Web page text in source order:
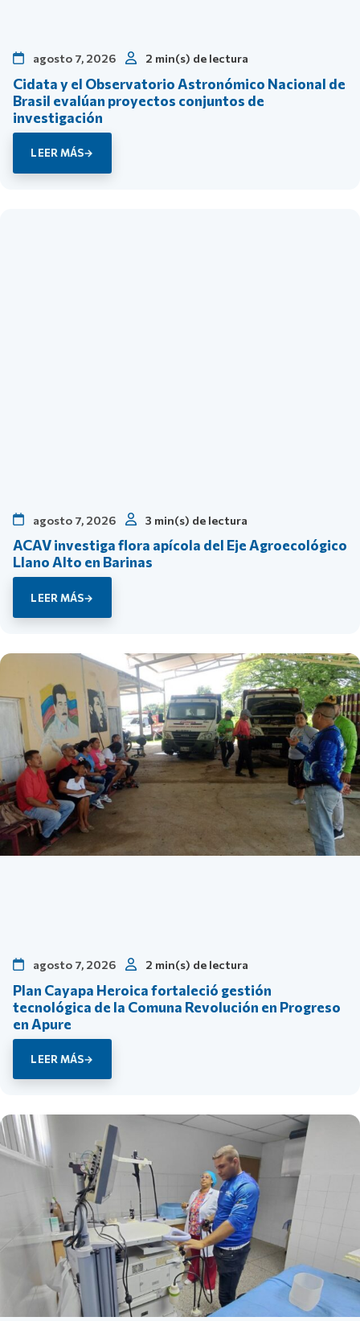
agosto 7, 2026 2 min(s) de lectura
Cidata y el Observatorio Astronómico Nacional de
Brasil evalúan proyectos conjuntos de
investigación
LEER MÁS
agosto 7, 2026 3 min(s) de lectura
ACAV investiga flora apícola del Eje Agroecológico
Llano Alto en Barinas
LEER MÁS
agosto 7, 2026 2 min(s) de lectura
Plan Cayapa Heroica fortaleció gestión
tecnológica de la Comuna Revolución en Progreso
en Apure
LEER MÁS